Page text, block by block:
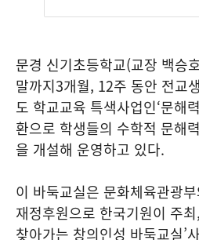
문경 신기초등학교(교장 백승
말까지3개월, 12주 동안 전교
도 학교교육 특색사업인‘문해
환으로 학생들의 수학적 문해
을 개설해 운영하고 있다.
이 바둑교실은 문화체육관광
재정후원으로 한국기원이 주최,
찾아가는 창의인성 바둑교실’